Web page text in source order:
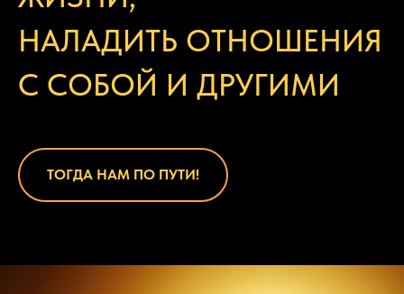
НАЛАДИТЬ ОТНОШЕНИЯ
С СОБОЙ И ДРУГИМИ
ТОГДА НАМ ПО ПУТИ!